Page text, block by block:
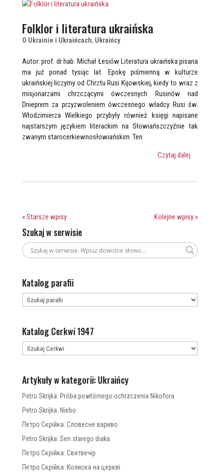
Folklor i literatura ukraińska
O Ukrainie i Ukraińcach, Ukraińcy
Autor: prof. dr hab. Michał Łesiów Literatura ukraińska pisana
ma już ponad tysiąc lat. Epokę piśmienną w kulturze
ukraińskiej liczymy od Chrztu Rusi Kijowskiej, kiedy to wraz z
misjonarzami chrzczącymi ówczesnych Rusinów nad
Dnieprem za przyzwoleniem ówczesnego władcy Rusi św.
Włodzimierza Wielkiego przybyły również księgi napisane
najstarszym językiem literackim na Słowiańszczyźnie tak
zwanym starocerkiewnosłowiańskim. Ten
Czytaj dalej
« Starsze wpisy Kolejne wpisy »
Szukaj w serwisie
Katalog parafii
Katalog Cerkwi 1947
Artykuły w kategorii: Ukraińcy
Petro Skrijka: Próba powtórnego ochrzczenia Nikofora
Petro Skrijka: Niebo
Петро Скрійка: Словесне вариво
Petro Skrijka: Sen starego diaka
Петро Скрійка: Святвечір
Петро Скрійка: Колиска на церкві